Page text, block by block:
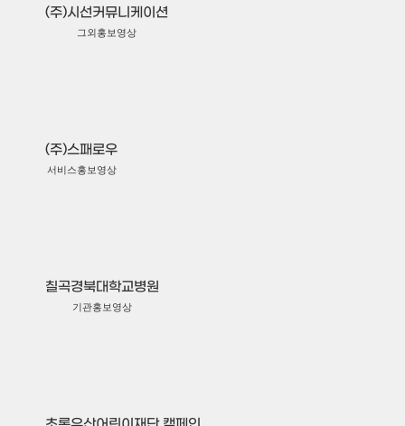
(주)시선커뮤니케이션
그외홍보영상
(주)스패로우
서비스홍보영상
칠곡경북대학교병원
기관홍보영상